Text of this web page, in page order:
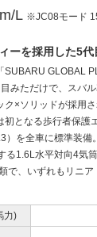
L ※JC08モード
ーを採用した5代
GLOBAL
みただけで、スバ
×ソリッドが採用
となる歩行者保護
）を全車に標準装備
る1.6L水平対向4気
で、いずれもリニ
力)